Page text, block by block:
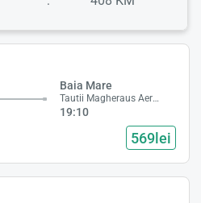
Baia Mare
Tautii Magheraus Aeroport
19:10
569lei